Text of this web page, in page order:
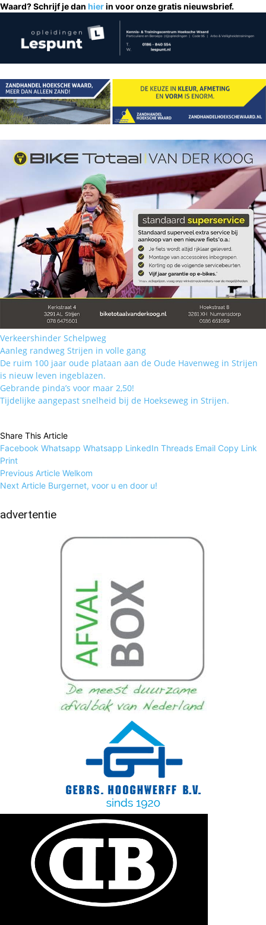
Waard? Schrijf je dan hierin voor onze gratis nieuwsbrief.
Verkeershinder Schelpweg
Aanleg randweg Strijen in volle gang
De ruim 100 jaar oude plataan aan de Oude Havenweg in Strijen
is nieuw leven ingeblazen.
Gebrande pinda’s voor maar 2,50!
Tijdelijke aangepast snelheid bij de Hoekseweg in Strijen.
Share This Article
Facebook Whatsapp Whatsapp LinkedIn Threads Email Copy Link
Print
Previous Article Welkom
Next Article Burgernet, voor u en door u!
advertentie